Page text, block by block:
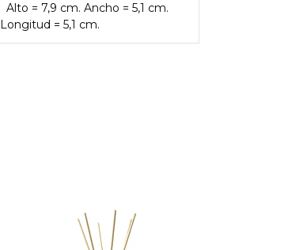
Alto = 7,9 cm. Ancho = 5,1 cm.
Longitud = 5,1 cm.